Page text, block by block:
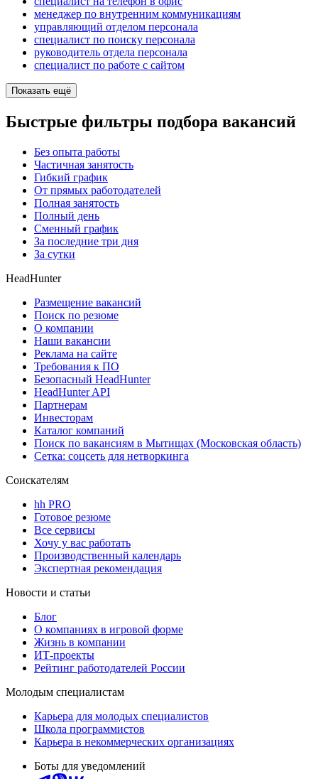
менеджер по внутренним коммуникациям
управляющий отделом персонала
специалист по поиску персонала
руководитель отдела персонала
специалист по работе с сайтом
Показать ещё
Быстрые фильтры подбора вакансий
Без опыта работы
Частичная занятость
Гибкий график
От прямых работодателей
Полная занятость
Полный день
Сменный график
За последние три дня
За сутки
HeadHunter
Размещение вакансий
Поиск по резюме
О компании
Наши вакансии
Реклама на сайте
Требования к ПО
Безопасный HeadHunter
HeadHunter API
Партнерам
Инвесторам
Каталог компаний
Поиск по вакансиям в Мытищах (Московская область)
Сетка: соцсеть для нетворкинга
Соискателям
hh PRO
Готовое резюме
Все сервисы
Хочу у вас работать
Производственный календарь
Экспертная рекомендация
Новости и статьи
Блог
О компаниях в игровой форме
Жизнь в компании
ИТ-проекты
Рейтинг работодателей России
Молодым специалистам
Карьера для молодых специалистов
Школа программистов
Карьера в некоммерческих организациях
Боты для уведомлений